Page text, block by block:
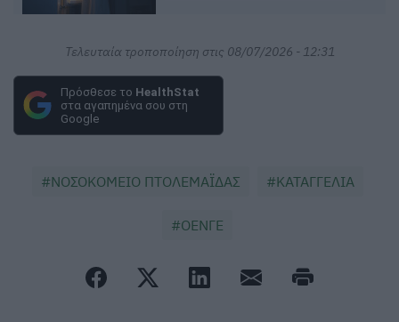
Τελευταία τροποποίηση στις 08/07/2026 - 12:31
Πρόσθεσε το HealthStat
στα αγαπημένα σου στη
Google
ΝΟΣΟΚΟΜΕΙΟ ΠΤΟΛΕΜΑΪΔΑΣ ΚΑΤΑΓΓΕΛΙΑ
ΟΕΝΓΕ